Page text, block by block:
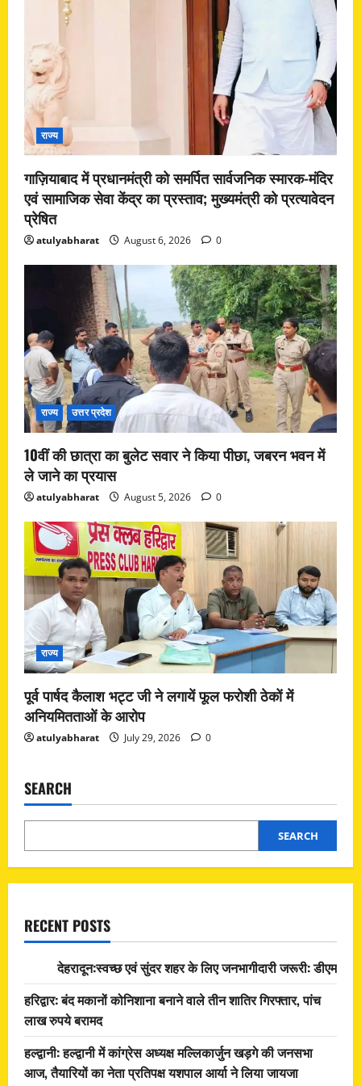
राज्य
गाज़ियाबाद में प्रधानमंत्री को समर्पित सार्वजनिक स्मारक-मंदिर
एवं सामाजिक सेवा केंद्र का प्रस्ताव; मुख्यमंत्री को प्रत्यावेदन
प्रेषित
atulyabharat August 6, 2026 0
राज्य उत्तर प्रदेश
10वीं की छात्रा का बुलेट सवार ने किया पीछा, जबरन भवन में
ले जाने का प्रयास
atulyabharat August 5, 2026 0
राज्य
पूर्व पार्षद कैलाश भट्ट जी ने लगायें फूल फरोशी ठेकों में
अनियमितताओं के आरोप
atulyabharat July 29, 2026 0
SEARCH
SEARCH
RECENT POSTS
देहरादून:स्वच्छ एवं सुंदर शहर के लिए जनभागीदारी जरूरी: डीएम
हरिद्वार: बंद मकानों कोनिशाना बनाने वाले तीन शातिर गिरफ्तार, पांच
लाख रुपये बरामद
हल्द्वानी: हल्द्वानी में कांग्रेस अध्यक्ष मल्लिकार्जुन खड़गे की जनसभा
आज, तैयारियों का नेता प्रतिपक्ष यशपाल आर्या ने लिया जायजा